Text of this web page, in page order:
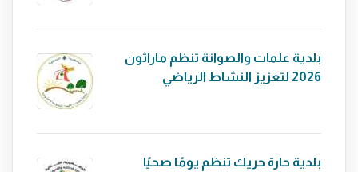
بلدية علمات والصوانة تنظم ماراثون
2026 لتعزيز النشاط الرياضي
بلدية حارة حريك تنظم يومًا صحيًا